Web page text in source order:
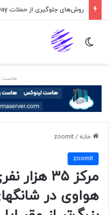
تغییر پوسته
هاست
خانه /
zoomit
zoomit
مرکز ۳۵
هواوی در